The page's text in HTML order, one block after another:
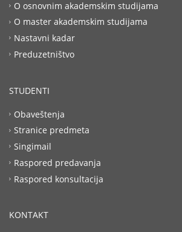
O osnovnim akademskim studijama
O master akademskim studijama
Nastavni kadar
Preduzetništvo
STUDENTI
Obaveštenja
Stranice predmeta
Singimail
Raspored predavanja
Raspored konsultacija
KONTAKT